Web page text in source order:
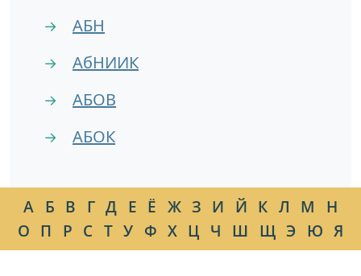
→ АБН
→ АбНИИК
→ АБОВ
→ АБОК
А Б В Г Д Е Ё Ж З И Й К Л М
Н
О П Р С Т У Ф Х Ц Ч Ш Щ Э Ю Я